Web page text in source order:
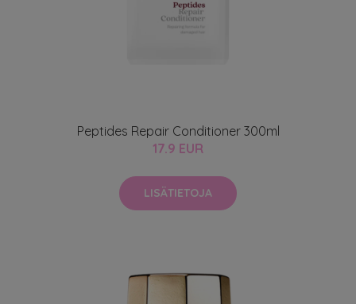
Peptides Repair Conditioner 300ml
17.9 EUR
LISÄTIETOJA